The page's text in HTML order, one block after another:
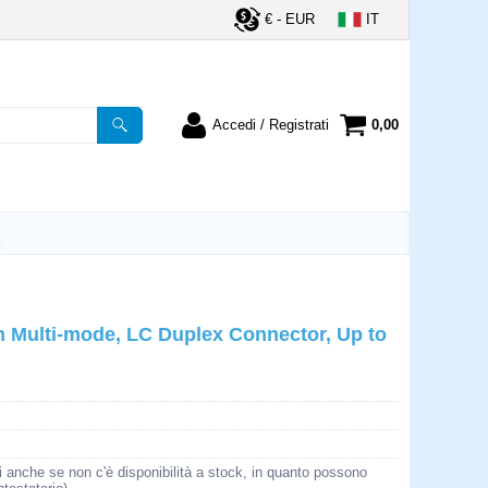
€ - EUR IT
Accedi / Registrati
password e poi
"Accedi"
password?
0,00
Multi-mode, LC Duplex Connector, Up to
se non c'è disponibilità a stock, in quanto possono